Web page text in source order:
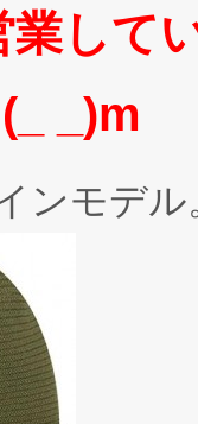
して
_)m
ンモデル